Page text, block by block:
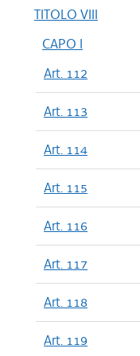
TITOLO VIII
CAPO I
Art. 112
Art. 113
Art. 114
Art. 115
Art. 116
Art. 117
Art. 118
Art. 119